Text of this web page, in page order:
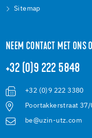
Sitemap
NEEM CONTACT MET ONS
+32 (0)9 222 5848
+32 (0)9 222 3380
Poortakkerstraat
be@uzin-utz.com